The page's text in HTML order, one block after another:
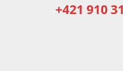
+421 910